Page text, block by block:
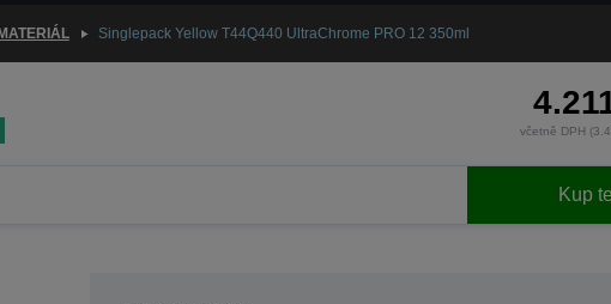
Singlepack Yellow T44Q440 UltraChrome PRO 12 350ml
včetně DPH
Kup